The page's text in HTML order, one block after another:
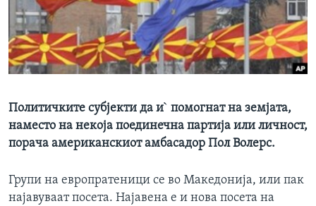
ИНТЕРВЈУА
Јазици
Политичките субјекти да и` помогнат на земјата,
наместо на некоја поединечна партија или личност,
порача американскиот амбасадор Пол Волерс.
Групи на европратеници се во Македонија, или пак
најавуваат посета. Најавена е и нова посета на